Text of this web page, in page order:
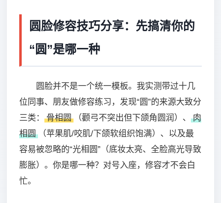
圆脸修容技巧分享：先搞清你的
“圆”是哪一种
圆脸并不是一个统一模板。我实测带过十几
位同事、朋友做修容练习，发现“圆”的来源大致分
三类：
骨相圆 （颧弓不突出但下颌角圆润）、
肉
相圆
（苹果肌/咬肌/下颌软组织饱满）、以及最
容易被忽略的“光相圆”（底妆太亮、全脸高光导致
膨胀）。你是哪一种？对号入座，修容才不会白
忙。